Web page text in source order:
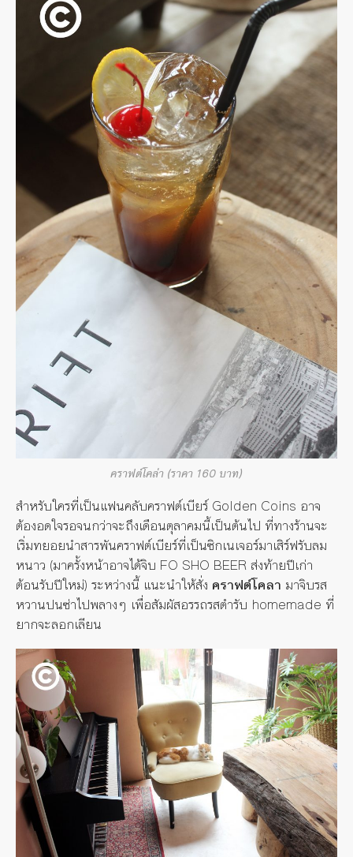
คราฟต์โคล่า (ราคา 160 บาท)
สำหรับใครที่เป็นแฟนคลับคราฟต์เบียร์ Golden Coins อาจ
ต้องอดใจรอจนกว่าจะถึงเดือนตุลาคมนี้เป็นต้นไป ที่ทางร้านจะ
เริ่มทยอยนำสารพันคราฟต์เบียร์ที่เป็นซิกเนเจอร์มาเสิร์ฟรับลม
หนาว (มาครั้งหน้าอาจได้จิบ FO SHO BEER ส่งท้ายปีเก่า
ต้อนรับปีใหม่) ระหว่างนี้ แนะนำให้สั่ง คราฟต์โคลา มาจิบรส
หวานปนซ่าไปพลางๆ เพื่อสัมผัสอรรถรสตำรับ homemade ที่
ยากจะลอกเลียน